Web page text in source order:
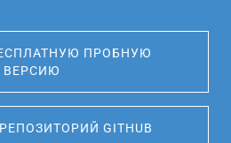
ПРОБНУЮ
ВЕРСИЮ
GITHUB